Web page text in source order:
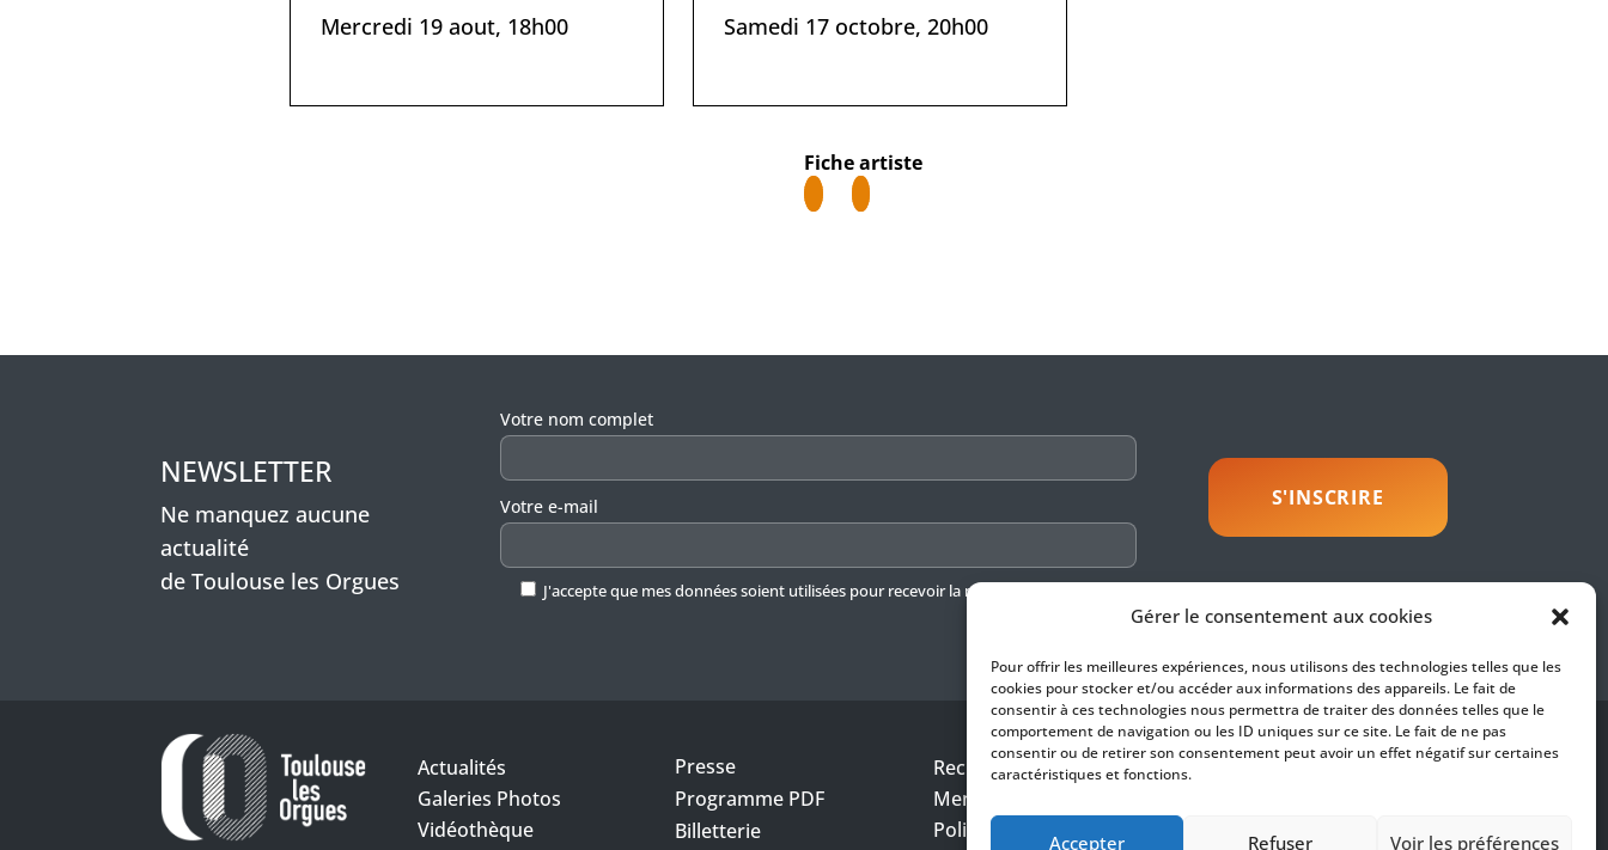
Gérer le consentement aux cookies
Pour offrir les meilleures expériences, nous utilisons des technologies telles que les
cookies pour stocker et/ou accéder aux informations des appareils. Le fait de
consentir à ces technologies nous permettra de traiter des données telles que le
comportement de navigation ou les ID uniques sur ce site. Le fait de ne pas
consentir ou de retirer son consentement peut avoir un effet négatif sur certaines
caractéristiques et fonctions.
Accepter Refuser Voir les préférences
Mercredi 19 aout, 18h00
Samedi 17 octobre, 20h00
Fiche artiste
NEWSLETTER
Ne manquez aucune
actualité
de Toulouse les Orgues
Veuillez laisser ce champ vide.
Votre nom complet
Votre e-mail
J'accepte que mes données soient utilisées pour recevoir la newsletter.
Actualités
Galeries Photos
Vidéothèque
Presse
Programme PDF
Billetterie
Recrutement
Mentions légales
Politique de confidentialité
SUIVEZ-NOUS